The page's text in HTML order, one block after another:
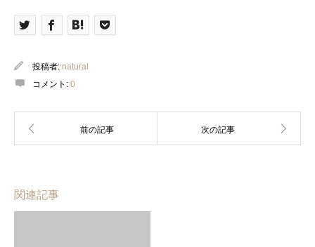
投稿者: natural
コメント: 0
関連記事